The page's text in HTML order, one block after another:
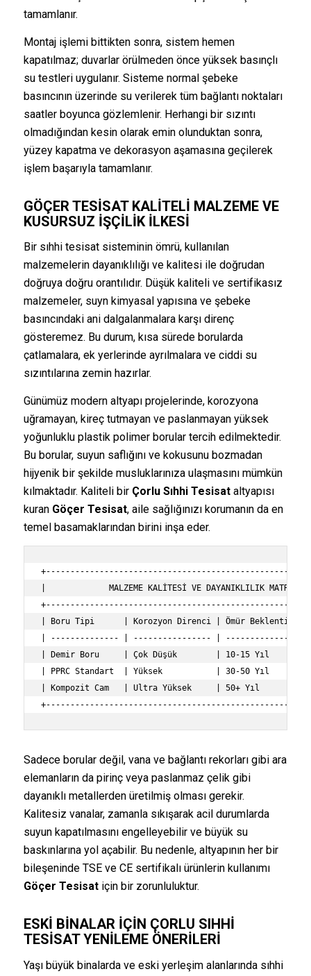
tamamlanır.
Montaj işlemi bittikten sonra, sistem hemen
kapatılmaz; duvarlar örülmeden önce yüksek basınçlı
su testleri uygulanır. Sisteme normal şebeke
basıncının üzerinde su verilerek tüm bağlantı noktaları
saatler boyunca gözlemlenir. Herhangi bir sızıntı
olmadığından kesin olarak emin olunduktan sonra,
yüzey kapatma ve dekorasyon aşamasına geçilerek
işlem başarıyla tamamlanır.
GÖÇER TESISAT KALITELI MALZEME VE
KUSURSUZ İŞÇILIK İLKESI
Bir sıhhi tesisat sisteminin ömrü, kullanılan
malzemelerin dayanıklılığı ve kalitesi ile doğrudan
doğruya doğru orantılıdır. Düşük kaliteli ve sertifikasız
malzemeler, suyn kimyasal yapısına ve şebeke
basıncındaki ani dalgalanmalara karşı direnç
gösteremez. Bu durum, kısa sürede borularda
çatlamalara, ek yerlerinde ayrılmalara ve ciddi su
sızıntılarına zemin hazırlar.
Günümüz modern altyapı projelerinde, korozyona
uğramayan, kireç tutmayan ve paslanmayan yüksek
yoğunluklu plastik polimer borular tercih edilmektedir.
Bu borular, suyun saflığını ve kokusunu bozmadan
hijyenik bir şekilde musluklarınıza ulaşmasını mümkün
kılmaktadır. Kaliteli bir Çorlu Sıhhi Tesisataltyapısı
kuran Göçer Tesisat, aile sağlığınızı korumanın da en
temel basamaklarından birini inşa eder.
|             MALZEME KALİTESİ VE DAYANIKLILIK
| Boru Tipi      | Korozyon Direnci | Ömür Beklentisi
| -------------- | ---------------- | ---------------
| Demir Boru     | Çok Düşük        | 10-15 Yıl
| PPRC Standart  | Yüksek           | 30-50 Yıl       |
| Kompozit Cam   | Ultra Yüksek     | 50+ Yıl         |
Sadece borular değil, vana ve bağlantı rekorları gibi ara
elemanların da pirinç veya paslanmaz çelik gibi
dayanıklı metallerden üretilmiş olması gerekir.
Kalitesiz vanalar, zamanla sıkışarak acil durumlarda
suyun kapatılmasını engelleyebilir ve büyük su
baskınlarına yol açabilir. Bu nedenle, altyapının her bir
bileşeninde TSE ve CE sertifikalı ürünlerin kullanımı
Göçer Tesisatiçin bir zorunluluktur.
ESKI BINALAR İÇIN ÇORLU SIHHI
TESISAT YENILEME ÖNERILERI
Yaşı büyük binalarda ve eski yerleşim alanlarında sıhhi